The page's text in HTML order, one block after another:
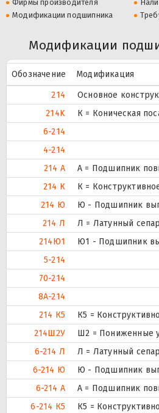
Фирмы производителя
Модификации подшипника
Модификации
Обозначение
Модификация
214
Основное
214K
К = Коническая
6-214
4-214
214 А
А = Подшипник
214 К
К =
214 Ю
Ю - Подшипник
214 Л
Л = Латунный
214Ю1
Ю1 - Подшипник
5-214
70-214
8А-214
214 К5
К5 =
214Ш2У
Ш2 = Пониженные
6-214 Л
Л = Латунный
6-214 Ю
Ю - Подшипник
6-214 А
А = Подшипник
6-214 К5
К5 =